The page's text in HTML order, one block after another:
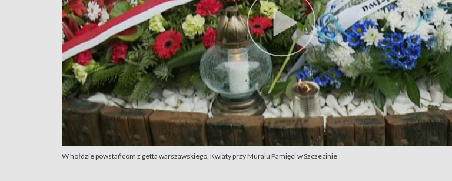
W hołdzie powstańcom z getta warszawskiego. Kwiaty przy Muralu Pamięci w Szczecinie